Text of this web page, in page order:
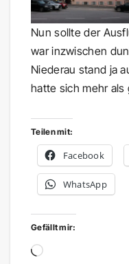
Nun sollte der
war inzwischen
Niederau stand ja
hatte sich mehr
Teilen mit:
Facebook
WhatsApp
Gefällt mir:
Wird